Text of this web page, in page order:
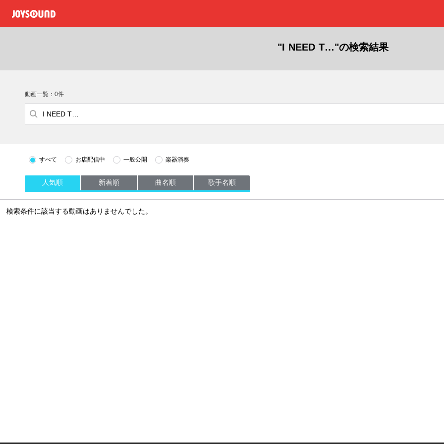
"I NEED T…"の検索結果
動画一覧：0件
すべて お店配信中 一般公開 楽器演奏
人気順 新着順 曲名順 歌手名順
検索条件に該当する動画はありませんでした。